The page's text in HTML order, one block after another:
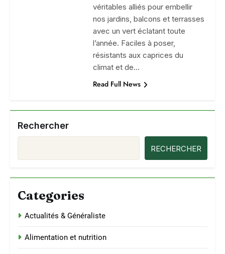
véritables alliés pour embellir
nos jardins, balcons et terrasses
avec un vert éclatant toute
l’année. Faciles à poser,
résistants aux caprices du
climat et de…
Read Full News
Rechercher
RECHERCHER
Categories
Actualités & Généraliste
Alimentation et nutrition